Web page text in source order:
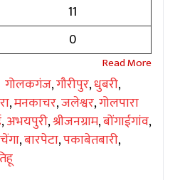
11
0
गोलकगंज,गौरीपुर,धुबरी,
,मनकाचर,जलेश्वर,गोलपारा
,अभयपुरी,श्रीजनग्राम,बोंगाईगांव,
चेंगा,बारपेटा,पकाबेतबारी,